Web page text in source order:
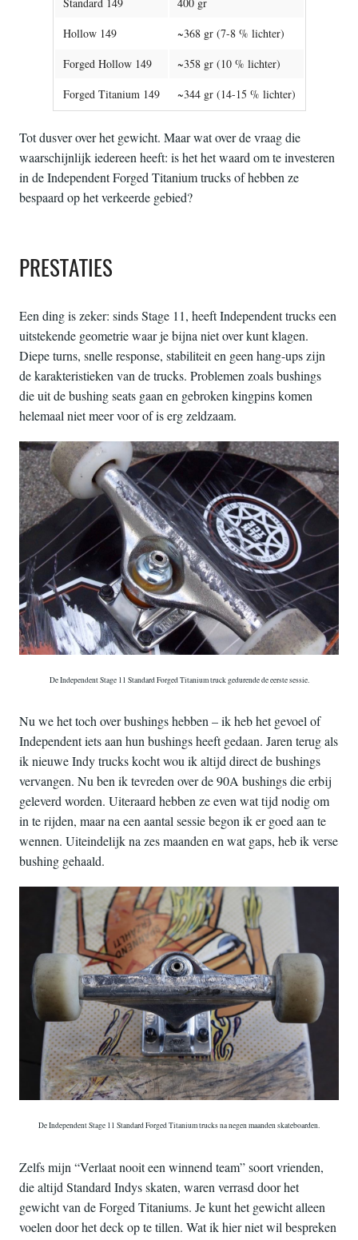
Hollow 149
~368 gr (7-8 % lichter)
Forged Hollow 149
~358 gr (10 % lichter)
Forged Titanium 149
~344 gr (14-15 % lichter)
Tot dusver over het gewicht. Maar wat over de vraag die
waarschijnlijk iedereen heeft: is het het waard om te investeren
in de Independent Forged Titanium trucks of hebben ze
bespaard op het verkeerde gebied?
PRESTATIES
Een ding is zeker: sinds Stage 11, heeft Independent trucks een
uitstekende geometrie waar je bijna niet over kunt klagen.
Diepe turns, snelle response, stabiliteit en geen hang-ups zijn
de karakteristieken van de trucks. Problemen zoals bushings
die uit de bushing seats gaan en gebroken kingpins komen
helemaal niet meer voor of is erg zeldzaam.
De Independent Stage 11 Standard Forged Titanium truck gedurende de eerste sessie.
Nu we het toch over bushings hebben – ik heb het gevoel of
Independent iets aan hun bushings heeft gedaan. Jaren terug als
ik nieuwe Indy trucks kocht wou ik altijd direct de bushings
vervangen. Nu ben ik tevreden over de 90A bushings die erbij
geleverd worden. Uiteraard hebben ze even wat tijd nodig om
in te rijden, maar na een aantal sessie begon ik er goed aan te
wennen. Uiteindelijk na zes maanden en wat gaps, heb ik verse
bushing gehaald.
De Independent Stage 11 Standard Forged Titanium trucks na negen maanden skateboarden.
Zelfs mijn “Verlaat nooit een winnend team” soort vrienden,
die altijd Standard Indys skaten, waren verrasd door het
gewicht van de Forged Titaniums. Je kunt het gewicht alleen
voelen door het deck op te tillen. Wat ik hier niet wil bespreken